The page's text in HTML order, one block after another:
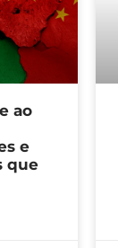
ao
e
que